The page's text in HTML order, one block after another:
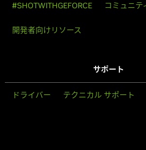
#SHOTWITHGEFORCE コミュニテ
開発者向けリソース
サポート
ドライバー テクニカル サポート